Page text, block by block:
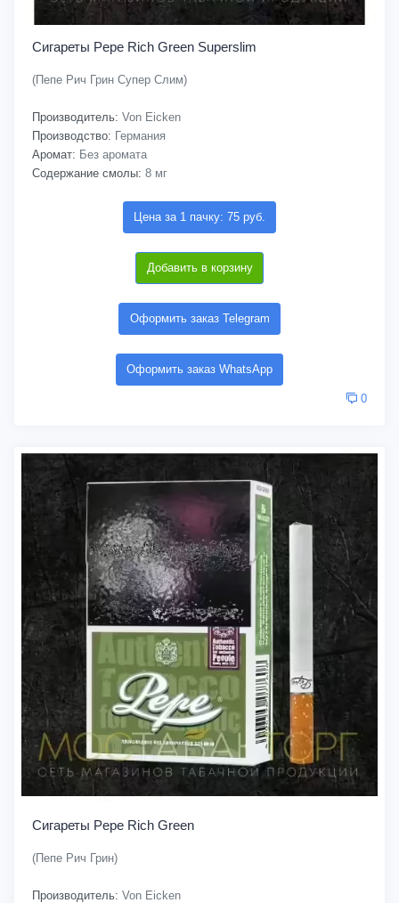
Сигареты Pepe Rich Green Superslim
(Пепе Рич Грин Супер Слим)
Производитель: Von Eicken
Производство: Германия
Аромат: Без аромата
Содержание смолы: 8 мг
Цена за 1 пачку: 75 руб.
Добавить в корзину
Оформить заказ Telegram
Оформить заказ WhatsApp
0
Сигареты Pepe Rich Green
(Пепе Рич Грин)
Производитель: Von Eicken